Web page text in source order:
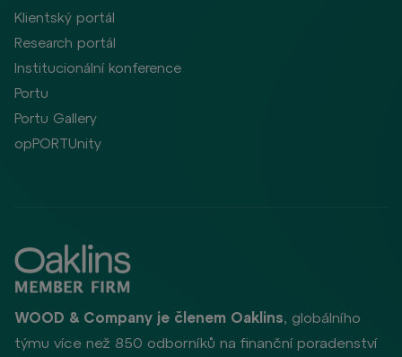
Klientský portál
Research portál
Institucionální konference
Portu
Portu Gallery
opPORTUnity
WOOD & Company je členem Oaklins, globálního
týmu více než 850 odborníků na finanční poradenství